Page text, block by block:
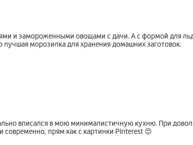
и замороженными овощами с дачи. А с формой для
морозилка для хранения домашних заготовок.
вписался в мою минималистичную кухню. При
современно, прям как с картинки Pinterest 😍